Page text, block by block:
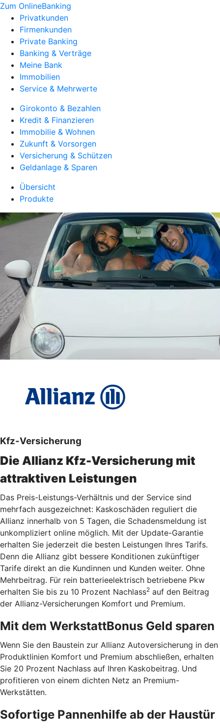
Zum OnlineBanking
Privatkunden
Firmenkunden
Private Banking
Banking & Verträge
Meine Bank
Immobilien
Service & Mehrwerte
Girokonto & Bezahlen
Kredit & Finanzieren
Immobilie & Wohnen
Zukunft & Vorsorgen
Versicherung & Schützen
Geldanlage & Sparen
Übersicht
Produkte
Kfz-Versicherung
Die Allianz Kfz-Versicherung mit
attraktiven Leistungen
Das Preis-Leistungs-Verhältnis und der Service sind
mehrfach ausgezeichnet: Kaskoschäden reguliert die
Allianz innerhalb von 5 Tagen, die Schadensmeldung ist
unkompliziert online möglich. Mit der Update-Garantie
erhalten Sie jederzeit die besten Leistungen Ihres Tarifs.
Denn die Allianz gibt bessere Konditionen zukünftiger
Tarife direkt an die Kundinnen und Kunden weiter. Ohne
Mehrbeitrag. Für rein batterieelektrisch betriebene Pkw
erhalten Sie bis zu 10 Prozent Nachlass2 auf den Beitrag
der Allianz-Versicherungen Komfort und Premium.
Mit dem WerkstattBonus Geld sparen
Wenn Sie den Baustein zur Allianz Autoversicherung in den
Produktlinien Komfort und Premium abschließen, erhalten
Sie 20 Prozent Nachlass auf Ihren Kaskobeitrag. Und
profitieren von einem dichten Netz an Premium-
Werkstätten.
Sofortige Pannenhilfe ab der Haustür